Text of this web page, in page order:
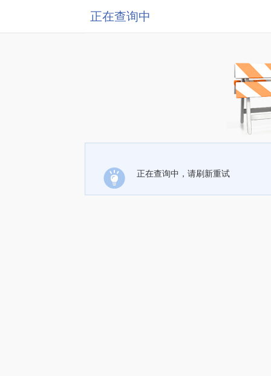
正在查询中
正在查询中，请刷新重试